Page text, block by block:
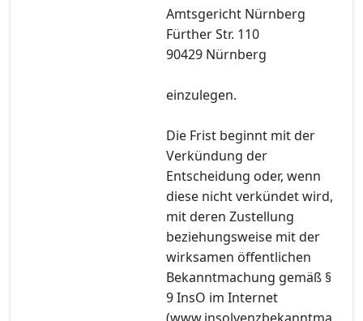
Amtsgericht Nürnberg
Fürther Str. 110
90429 Nürnberg
einzulegen.
Die Frist beginnt mit der
Verkündung der
Entscheidung oder, wenn
diese nicht verkündet wird,
mit deren Zustellung
beziehungsweise mit der
wirksamen öffentlichen
Bekanntmachung gemäß §
9 InsO im Internet
(www.insolvenzbekanntma